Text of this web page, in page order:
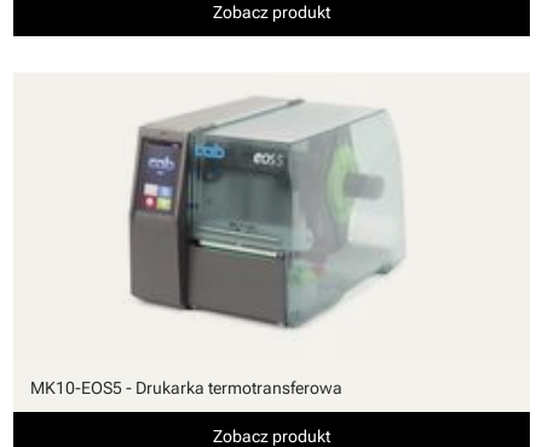
Zobacz produkt
MK10-EOS5 - Drukarka termotransferowa
Zobacz produkt